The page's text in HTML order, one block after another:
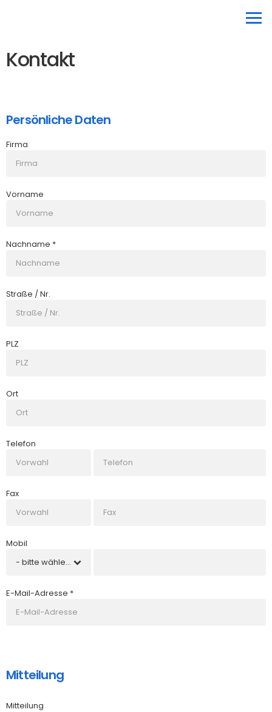
Kontakt
Persönliche Daten
Firma
Vorname
Nachname *
Straße / Nr.
PLZ
Ort
Telefon
Fax
Mobil
- bitte wählen -
E-Mail-Adresse *
Mitteilung
Mitteilung